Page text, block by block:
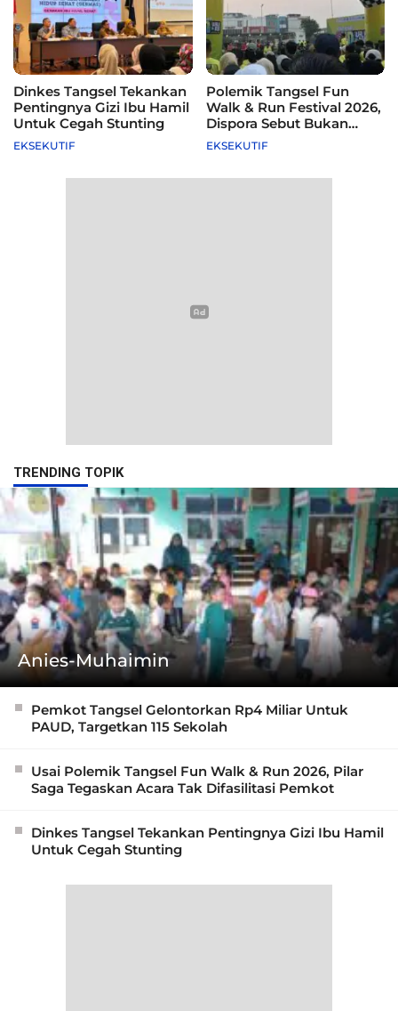
Dinkes Tangsel Tekankan
Pentingnya Gizi Ibu Hamil
Untuk Cegah Stunting
EKSEKUTIF
Polemik Tangsel Fun
Walk & Run Festival 2026,
Dispora Sebut Bukan
Agenda Pemkot
EKSEKUTIF
TRENDING TOPIK
Anies-Muhaimin
Pemkot Tangsel Gelontorkan Rp4 Miliar Untuk
PAUD, Targetkan 115 Sekolah
Usai Polemik Tangsel Fun Walk & Run 2026, Pilar
Saga Tegaskan Acara Tak Difasilitasi Pemkot
Dinkes Tangsel Tekankan Pentingnya Gizi Ibu Hamil
Untuk Cegah Stunting